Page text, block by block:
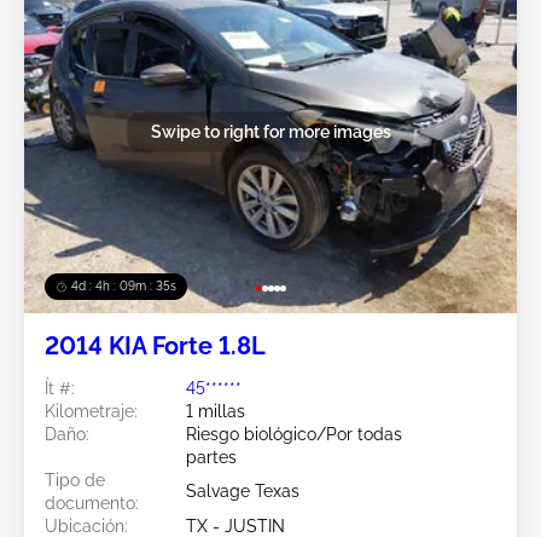
4d : 4h : 09m : 33s
Swipe to right for more images
2014 KIA Forte 1.8L
Ít #:
45******
Kilometraje:
1 millas
Daño:
Riesgo biológico/Por todas
partes
Tipo de
documento:
Salvage Texas
Ubicación:
TX - JUSTIN